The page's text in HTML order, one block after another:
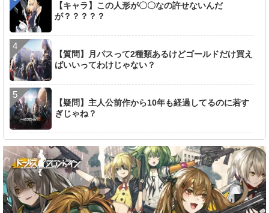
【キャラ】この人形が〇〇なの許せないんだ
が？？？？？
【質問】月パスって2種類あるけどゴールドだけ買え
ばいいってわけじゃない？
【疑問】主人公前作から10年も経過してるのに若す
ぎじゃね？